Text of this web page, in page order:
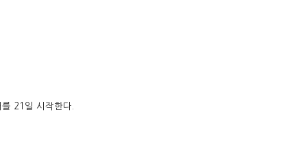
21일 시작한다.